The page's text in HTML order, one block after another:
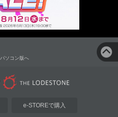
パソコン版へ
e-STOREで購入